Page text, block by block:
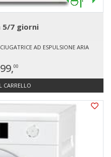
5/7 giorni
AD ESPULSIONE ARIA
00
CARRELLO